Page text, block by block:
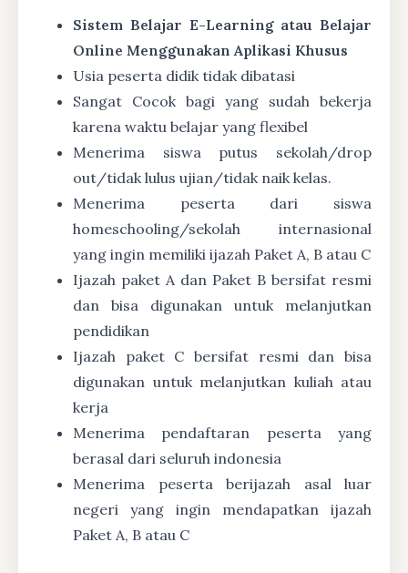
Sistem Belajar E-Learning atau Belajar
Online Menggunakan Aplikasi Khusus
Usia peserta didik tidak dibatasi
Sangat Cocok bagi yang sudah bekerja
karena waktu belajar yang flexibel
Menerima siswa putus sekolah/drop
out/tidak lulus ujian/tidak naik kelas.
Menerima peserta dari siswa
homeschooling/sekolah internasional
yang ingin memiliki ijazah Paket A, B atau C
Ijazah paket A dan Paket B bersifat resmi
dan bisa digunakan untuk melanjutkan
pendidikan
Ijazah paket C bersifat resmi dan bisa
digunakan untuk melanjutkan kuliah atau
kerja
Menerima pendaftaran peserta yang
berasal dari seluruh indonesia
Menerima peserta berijazah asal luar
negeri yang ingin mendapatkan ijazah
Paket A, B atau C